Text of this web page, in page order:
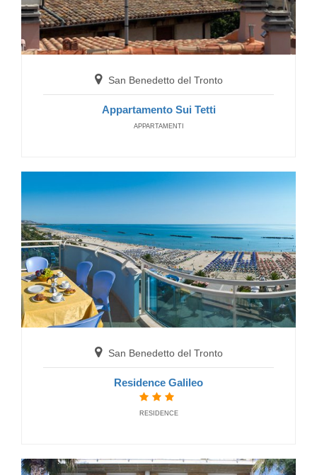
San Benedetto del Tronto
HOTELS
San Benedetto del Tronto
Hotel President
HOTELS
San Benedetto del Tronto
Appartamento Sui Tetti
APPARTAMENTI
San Benedetto del Tronto
Residence Galileo
RESIDENCE